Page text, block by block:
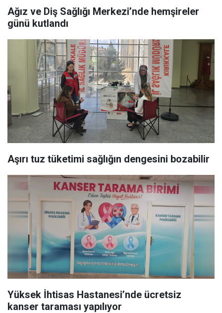
Ağız ve Diş Sağlığı Merkezi’nde hemşireler
günü kutlandı
Aşırı tuz tüketimi sağlığın dengesini bozabilir
Yüksek İhtisas Hastanesi’nde ücretsiz
kanser taraması yapılıyor